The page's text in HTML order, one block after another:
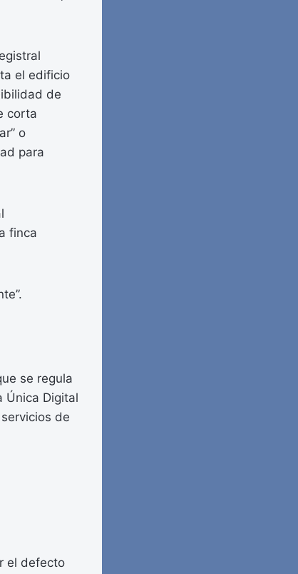
el edificio
de
corta
o
para
finca
se regula
Única Digital
de
el defecto